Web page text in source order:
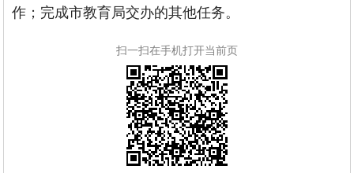
作；完成市教育局交办的其他任务。
扫一扫在手机打开当前页